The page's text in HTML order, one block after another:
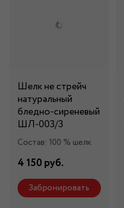
Шелк не стрейч
натуральный
бледно-сиреневый
ШЛ-003/3
Состав: 100 % шелк
4 150 руб.
Забронировать